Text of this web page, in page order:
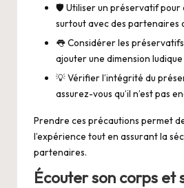
🛡️ Utiliser un préservatif pour
surtout avec des partenaires
👅 Considérer les
ajouter une dimension
💡 Vérifier l’intégrité du
assurez-vous qu’il n’est pas
Prendre ces précautions permet
l’expérience tout en assurant la
partenaires.
Écouter son corps et